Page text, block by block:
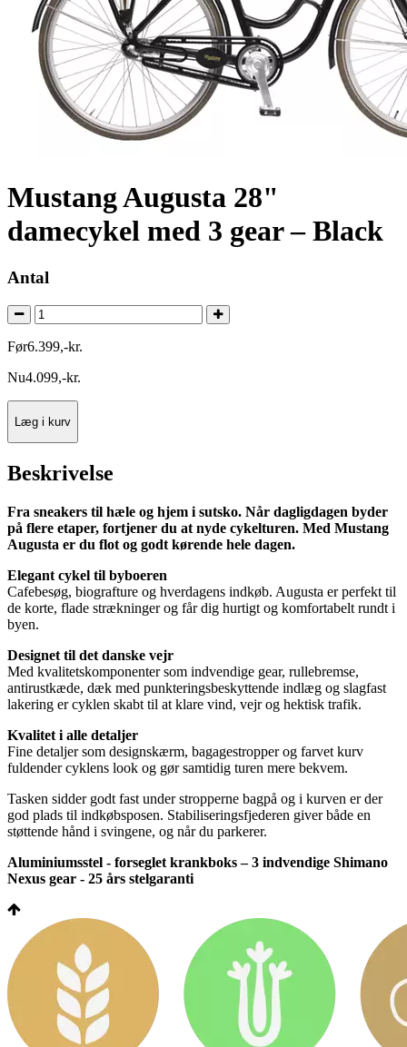
Mustang Augusta 28"
damecykel med 3 gear – Black
Antal
Før6.399,-kr.
Nu4.099,-kr.
Læg i kurv
Beskrivelse
Fra sneakers til hæle og hjem i sutsko. Når dagligdagen byder
på flere etaper, fortjener du at nyde cykelturen. Med Mustang
Augusta er du flot og godt kørende hele dagen.
Elegant cykel til byboeren
Cafebesøg, biografture og hverdagens indkøb. Augusta er perfekt til
de korte, flade strækninger og får dig hurtigt og komfortabelt rundt i
byen.
Designet til det danske vejr
Med kvalitetskomponenter som indvendige gear, rullebremse,
antirustkæde, dæk med punkteringsbeskyttende indlæg og slagfast
lakering er cyklen skabt til at klare vind, vejr og hektisk trafik.
Kvalitet i alle detaljer
Fine detaljer som designskærm, bagagestropper og farvet kurv
fuldender cyklens look og gør samtidig turen mere bekvem.
Tasken sidder godt fast under stropperne bagpå og i kurven er der
god plads til indkøbsposen. Stabiliseringsfjederen giver både en
støttende hånd i svingene, og når du parkerer.
Aluminiumsstel - forseglet krankboks – 3 indvendige Shimano
Nexus gear - 25 års stelgaranti